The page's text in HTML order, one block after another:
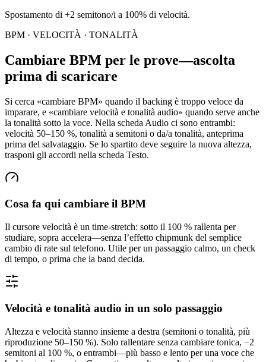
Spostamento di +2 semitono/i a 100% di velocità.
BPM · VELOCITÀ · TONALITÀ
Cambiare BPM per le prove—ascolta
prima di scaricare
Si cerca «cambiare BPM» quando il backing è troppo veloce da
imparare, e «cambiare velocità e tonalità audio» quando serve anche
la tonalità sotto la voce. Nella scheda Audio ci sono entrambi:
velocità 50–150 %, tonalità a semitoni o da/a tonalità, anteprima
prima del salvataggio. Se lo spartito deve seguire la nuova altezza,
trasponi gli accordi nella scheda Testo.
Cosa fa qui cambiare il BPM
Il cursore velocità è un time-stretch: sotto il 100 % rallenta per
studiare, sopra accelera—senza l’effetto chipmunk del semplice
cambio di rate sul telefono. Utile per un passaggio calmo, un check
di tempo, o prima che la band decida.
Velocità e tonalità audio in un solo passaggio
Altezza e velocità stanno insieme a destra (semitoni o tonalità, più
riproduzione 50–150 %). Solo rallentare senza cambiare tonica, −2
semitoni al 100 %, o entrambi—più basso e lento per una voce che